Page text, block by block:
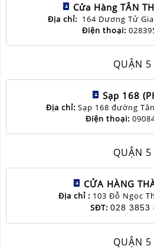
Cửa Hàng TÂN
Địa chỉ: 164 Dương Tử
Điện thoại:
QUẬN 5
Sạp 168
Địa chỉ: Sạp 168 đường
Điện thoại:
QUẬN 5
CỬA HÀNG
Địa chỉ : 103 Đỗ Ngọc
SĐT: 028 3853
QUẬN 5